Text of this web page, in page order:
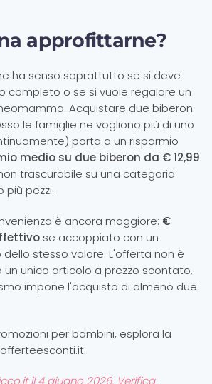
approfittarne?
ha senso soprattutto se si deve
completo o se si vuole regalare un
Acquistare due biberon
le famiglie ne vogliono più di uno
porta a un risparmio
medio su due biberon da € 12,99
trascurabile su una categoria
più pezzi.
è ancora maggiore: €
se accoppiato con un
stesso valore. L'offerta non è
unico articolo a prezzo scontato,
impone l'acquisto di almeno due
per bambini, esplora la
il 4 giugno 2026. Verifica